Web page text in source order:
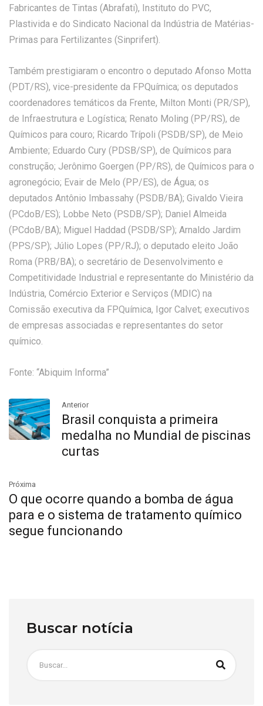
Fabricantes de Tintas (Abrafati), Instituto do PVC,
Plastivida e do Sindicato Nacional da Indústria de Matérias-
Primas para Fertilizantes (Sinprifert).
Também prestigiaram o encontro o deputado Afonso Motta
(PDT/RS), vice-presidente da FPQuímica; os deputados
coordenadores temáticos da Frente, Milton Monti (PR/SP),
de Infraestrutura e Logística; Renato Moling (PP/RS), de
Químicos para couro; Ricardo Trípoli (PSDB/SP), de Meio
Ambiente; Eduardo Cury (PDSB/SP), de Químicos para
construção; Jerônimo Goergen (PP/RS), de Químicos para o
agronegócio; Evair de Melo (PP/ES), de Água; os
deputados Antônio Imbassahy (PSDB/BA); Givaldo Vieira
(PCdoB/ES); Lobbe Neto (PSDB/SP); Daniel Almeida
(PCdoB/BA); Miguel Haddad (PSDB/SP); Arnaldo Jardim
(PPS/SP); Júlio Lopes (PP/RJ); o deputado eleito João
Roma (PRB/BA); o secretário de Desenvolvimento e
Competitividade Industrial e representante do Ministério da
Indústria, Comércio Exterior e Serviços (MDIC) na
Comissão executiva da FPQuímica, Igor Calvet; executivos
de empresas associadas e representantes do setor
químico.
Fonte: “Abiquim Informa”
Anterior
Brasil conquista a primeira
medalha no Mundial de piscinas
curtas
Próxima
O que ocorre quando a bomba de água
para e o sistema de tratamento químico
segue funcionando
Buscar notícia